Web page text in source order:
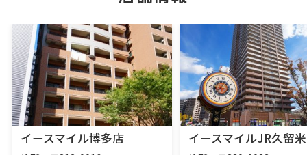
イースマイル博多店 イースマイルJR久留